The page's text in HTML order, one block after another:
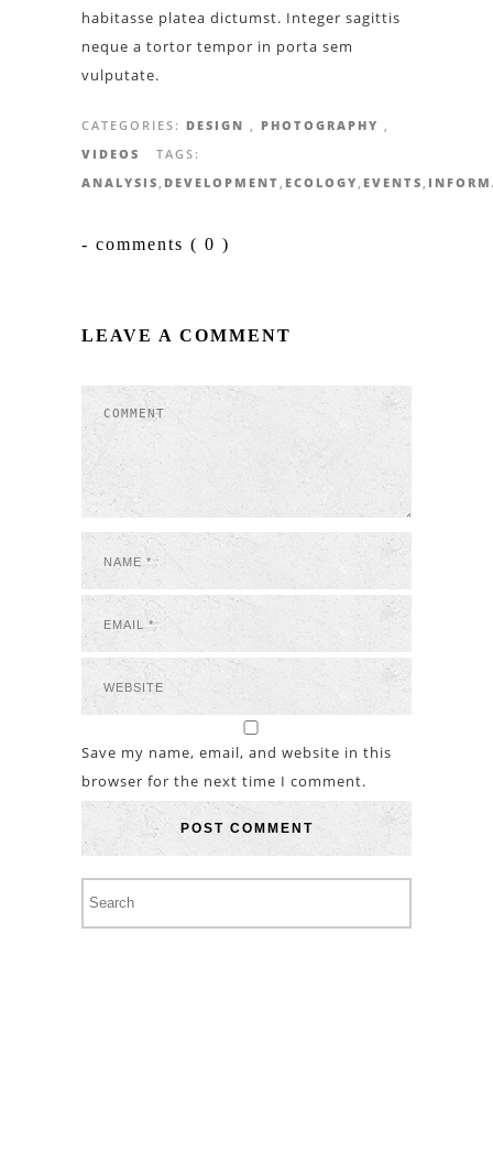
habitasse platea dictumst. Integer sagittis
neque a tortor tempor in porta sem
vulputate.
CATEGORIES: DESIGN , PHOTOGRAPHY ,
VIDEOS
TAGS:
ANALYSIS , DEVELOPMENT , ECOLOGY , EVENTS ,
- comments ( 0 )
LEAVE A COMMENT
Save my name, email, and website in this
browser for the next time I comment.